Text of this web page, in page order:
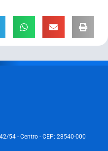
54 - Centro - CEP: 28540-000